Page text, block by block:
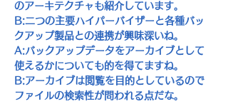
のアーキテクチャも紹介しています。
B:二つの主要ハイパーバイザーと各種バッ
クアップ製品との連携が興味深いね。
A:バックアップデータをアーカイブとして
使えるかについても的を得てますね。
B:アーカイブは閲覧を目的としているので
ファイルの検索性が問われる点だな。